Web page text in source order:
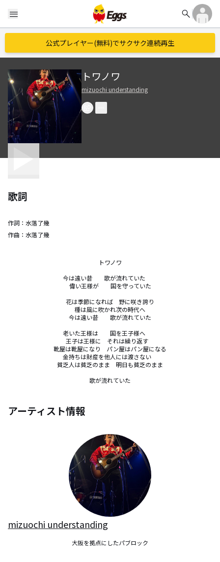
menu search
公式プレイヤー(無料)でサクサク連続再生
トワノワ
mizuochi understanding
歌詞
作詞： 水落了幾
作曲： 水落了幾
トワノワ
今は遠い昔　　歌が流れていた
偉い王様が　　国を守っていた
花は季節になれば　野に咲き誇り
種は風に吹かれ次の時代へ
今は遠い昔　　歌が流れていた
老いた王様は　　国を王子様へ
王子は王様に　それは繰り返す
靴屋は靴屋になり　パン屋はパン屋になる
金持ちは財産を他人には渡さない
貧乏人は貧乏のまま　明日も貧乏のまま
歌が流れていた
アーティスト情報
mizuochi understanding
大阪を拠点にしたパブロック